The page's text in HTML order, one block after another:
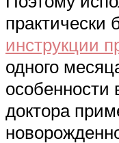
практически
инструкции
одного
особенности
доктора